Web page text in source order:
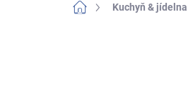
Domů Kuchyň & jídelna